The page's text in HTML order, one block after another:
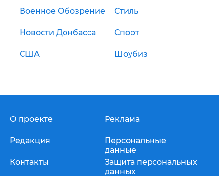
Военное Обозрение Стиль
Новости Донбасса Спорт
США Шоубиз
О проекте
Редакция
Контакты
Реклама
Персональные
данные
Защита персональных
данных